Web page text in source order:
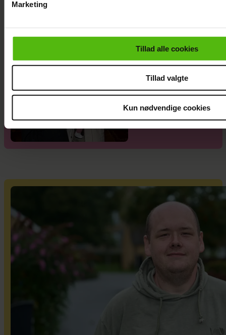
cookiepolitik.
Marketing
Tillad alle cookies
Tillad valgte
Kun nødvendige cookies
Efter
forlovelsesnyh
ed: Kasper
Skak og Helena
babylykke